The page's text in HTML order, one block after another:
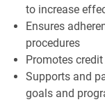
to increase
Ensures
procedures
Promotes
Supports and
goals and